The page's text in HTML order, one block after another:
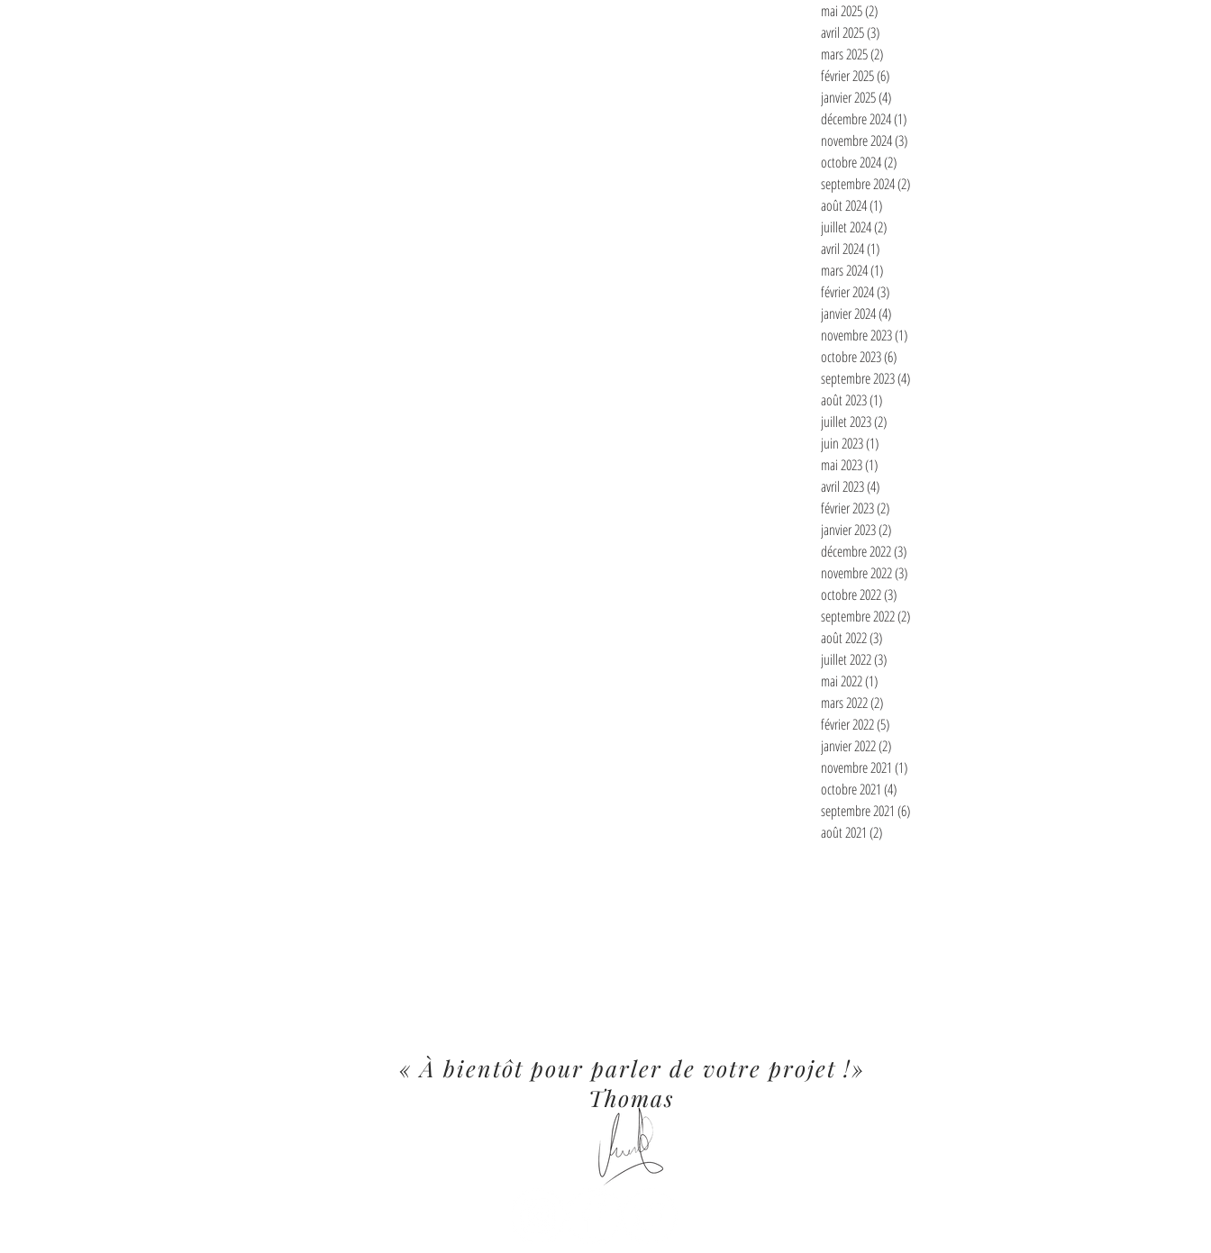
mai 2025(2)
avril 2025(3)
mars 2025(2)
février 2025(6)
janvier 2025(4)
décembre 2024(1)
novembre 2024(3)
octobre 2024(2)
septembre 2024(2)
août 2024(1)
juillet 2024(2)
avril 2024(1)
mars 2024(1)
février 2024(3)
janvier 2024(4)
novembre 2023(1)
octobre 2023(6)
septembre 2023(4)
août 2023(1)
juillet 2023(2)
juin 2023(1)
mai 2023(1)
avril 2023(4)
février 2023(2)
janvier 2023(2)
décembre 2022(3)
novembre 2022(3)
octobre 2022(3)
septembre 2022(2)
août 2022(3)
juillet 2022(3)
mai 2022(1)
mars 2022(2)
février 2022(5)
janvier 2022(2)
novembre 2021 (1)
octobre 2021 (4)
septembre 2021 (6)
août 2021 (2)
« À bientôt pour parler de votre projet !»
Thomas